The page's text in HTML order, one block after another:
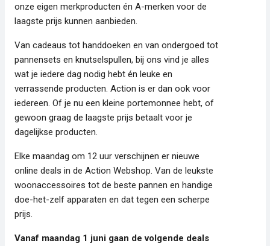
onze eigen merkproducten én A-merken voor de
laagste prijs kunnen aanbieden.
Van cadeaus tot handdoeken en van ondergoed tot
pannensets en knutselspullen, bij ons vind je alles
wat je iedere dag nodig hebt én leuke en
verrassende producten. Action is er dan ook voor
iedereen. Of je nu een kleine portemonnee hebt, of
gewoon graag de laagste prijs betaalt voor je
dagelijkse producten.
Elke maandag om 12 uur verschijnen er nieuwe
online deals in de Action Webshop. Van de leukste
woonaccessoires tot de beste pannen en handige
doe-het-zelf apparaten en dat tegen een scherpe
prijs.
Vanaf maandag 1 juni gaan de volgende deals